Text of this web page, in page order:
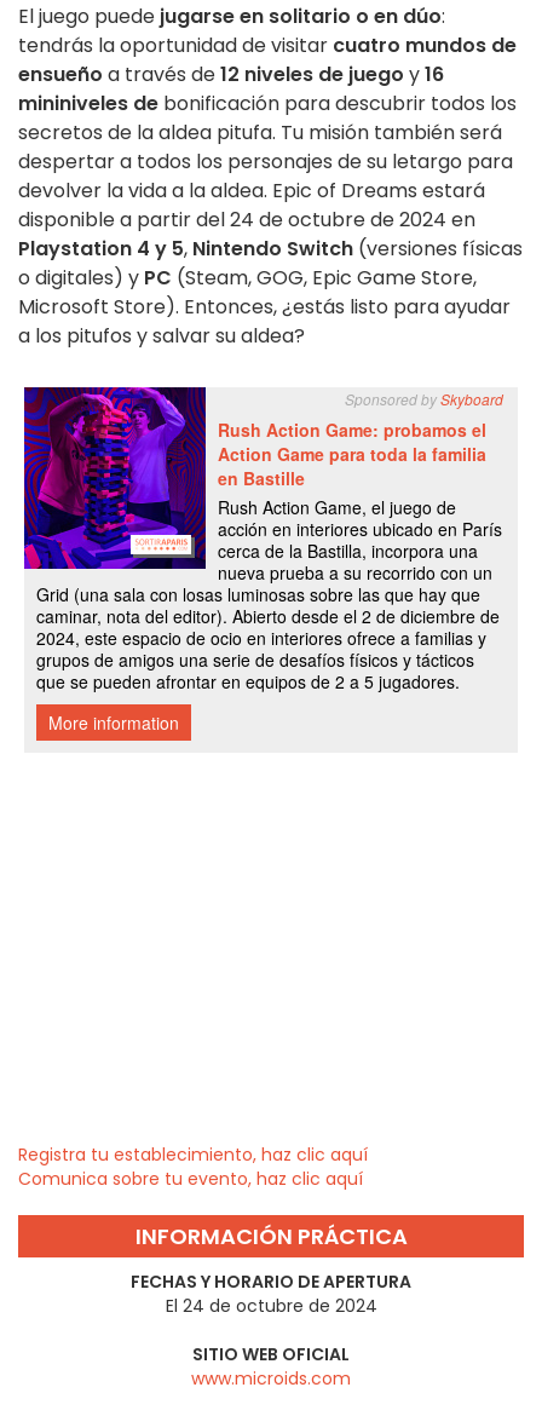
El juego puede jugarse en solitario o en dúo:
tendrás la oportunidad de visitar cuatro mundos de
ensueño a través de12 niveles de juego y16
mininiveles de bonificación para descubrir todos los
secretos de la aldea pitufa. Tu misión también será
despertar a todos los personajes de su letargo para
devolver la vida a la aldea. Epic of Dreams estará
disponible a partir del 24 de octubre de 2024 en
Playstation 4 y 5, Nintendo Switch (versiones físicas
o digitales) y PC (Steam, GOG, Epic Game Store,
Microsoft Store). Entonces, ¿estás listo para ayudar
a los pitufos y salvar su aldea?
Registra tu establecimiento, haz clic aquí
Comunica sobre tu evento, haz clic aquí
INFORMACIÓN PRÁCTICA
FECHAS Y HORARIO DE APERTURA
El 24 de octubre de 2024
SITIO WEB OFICIAL
www.microids.com